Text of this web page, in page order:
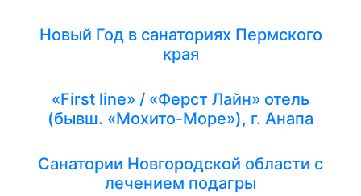
Новый Год в санаториях Пермского
края
«First line» / «Ферст Лайн» отель
(бывш. «Мохито-Море»), г. Анапа
Санатории Новгородской области с
лечением подагры